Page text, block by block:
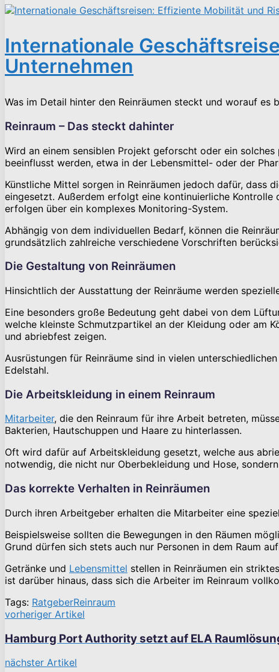
Internationale
Unternehmen
Was im Detail hinter den Reinräumen steckt und worauf es
Reinraum – Das steckt dahinter
Wird an einem sensiblen Projekt geforscht oder ein
beeinflusst werden, etwa in der Lebensmittel- oder der
Künstliche Mittel sorgen in Reinräumen jedoch dafür,
eingesetzt. Außerdem erfolgt eine kontinuierliche Kontrolle
erfolgen über ein komplexes Monitoring-System.
Abhängig von dem individuellen Bedarf, können die
grundsätzlich zahlreiche verschiedene Vorschriften
Die Gestaltung von Reinräumen
Hinsichtlich der Ausstattung der Reinräume werden
Eine besonders große Bedeutung geht dabei von dem
welche kleinste Schmutzpartikel an der Kleidung oder am
und abriebfest zeigen.
Ausrüstungen für Reinräume sind in vielen
Edelstahl.
Die Arbeitskleidung in einem Reinraum
Mitarbeiter, die den Reinraum für ihre Arbeit betreten,
Bakterien, Hautschuppen und Haare zu hinterlassen.
Oft wird dafür auf Arbeitskleidung gesetzt, welche aus
notwendig, die nicht nur Oberbekleidung und Hose,
Das korrekte Verhalten in Reinräumen
Durch ihren Arbeitgeber erhalten die Mitarbeiter eine
Beispielsweise sollten die Bewegungen in den Räumen
Grund dürfen sich stets auch nur Personen in dem Raum
Getränke und Lebensmittel stellen in Reinräumen ein
ist darüber hinaus, dass sich die Arbeiter im Reinraum
Tags: RatgeberReinraum
vorheriger Artikel
Hamburg Port Authority setzt auf ELA
nächster Artikel